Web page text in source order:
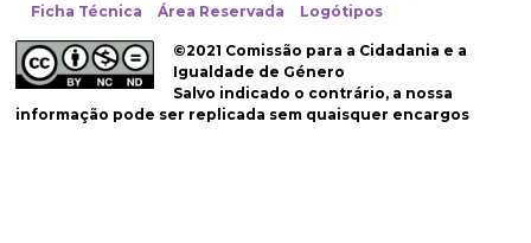
Ficha Técnica
Área Reservada Logótipos
©2021 Comissão para a Cidadania e a
Igualdade de Género
Salvo indicado o contrário, a nossa
informação pode ser replicada sem quaisquer encargos